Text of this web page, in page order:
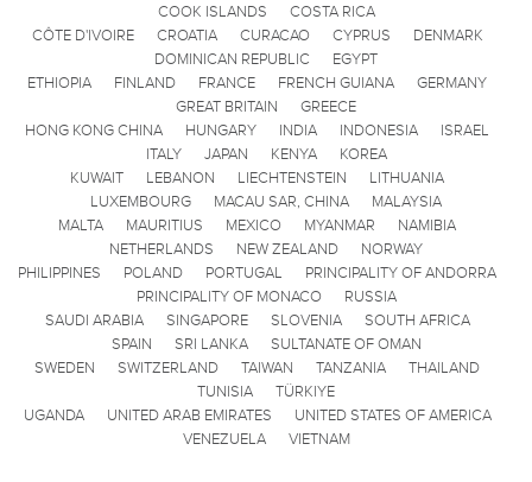
COOK ISLANDS
COSTA RICA
CÔTE D'IVOIRE
CROATIA CURACAO CYPRUS
DENMARK
DOMINICAN REPUBLIC
EGYPT
ETHIOPIA
FINLAND FRANCE FRENCH GUIANA
GERMANY
GREAT BRITAIN
GREECE
HONG KONG CHINA
HUNGARY INDIA INDONESIA
ISRAEL
ITALY
JAPAN KENYA
KOREA
KUWAIT
LEBANON LIECHTENSTEIN
LITHUANIA
LUXEMBOURG
MACAU SAR, CHINA
MALAYSIA
MALTA
MAURITIUS MEXICO MYANMAR
NAMIBIA
NETHERLANDS
NEW ZEALAND
NORWAY
PHILIPPINES
POLAND PORTUGAL
PRINCIPALITY OF ANDORRA
PRINCIPALITY OF MONACO
RUSSIA
SAUDI ARABIA
SINGAPORE SLOVENIA
SOUTH AFRICA
SPAIN
SRI LANKA
SULTANATE OF OMAN
SWEDEN
SWITZERLAND TAIWAN TANZANIA
THAILAND
TUNISIA
TÜRKIYE
UGANDA
UNITED ARAB EMIRATES
UNITED STATES OF AMERICA
VENEZUELA
VIETNAM